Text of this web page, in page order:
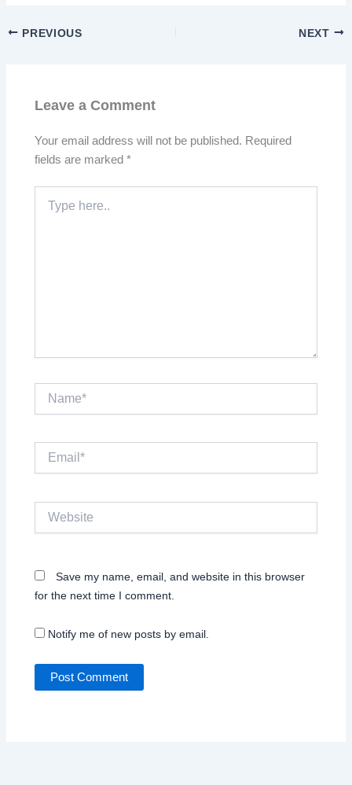
PREVIOUS NEXT
Leave a Comment
Your email address will not be published. Required
fields are marked*
here..
Email*
Save my name, email, and website in this browser
for the next time I comment.
Notify me of new posts by email.